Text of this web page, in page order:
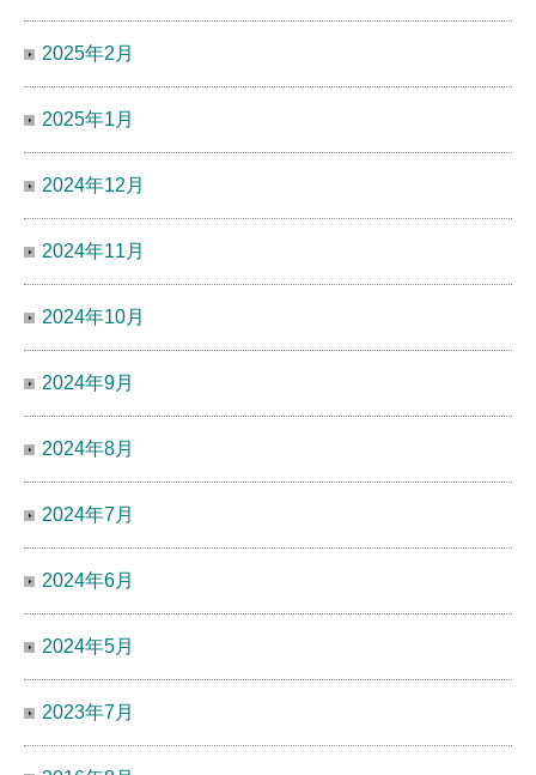
2025年2月
2025年1月
2024年12月
2024年11月
2024年10月
2024年9月
2024年8月
2024年7月
2024年6月
2024年5月
2023年7月